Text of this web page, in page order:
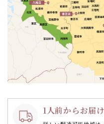
1人前からお届け